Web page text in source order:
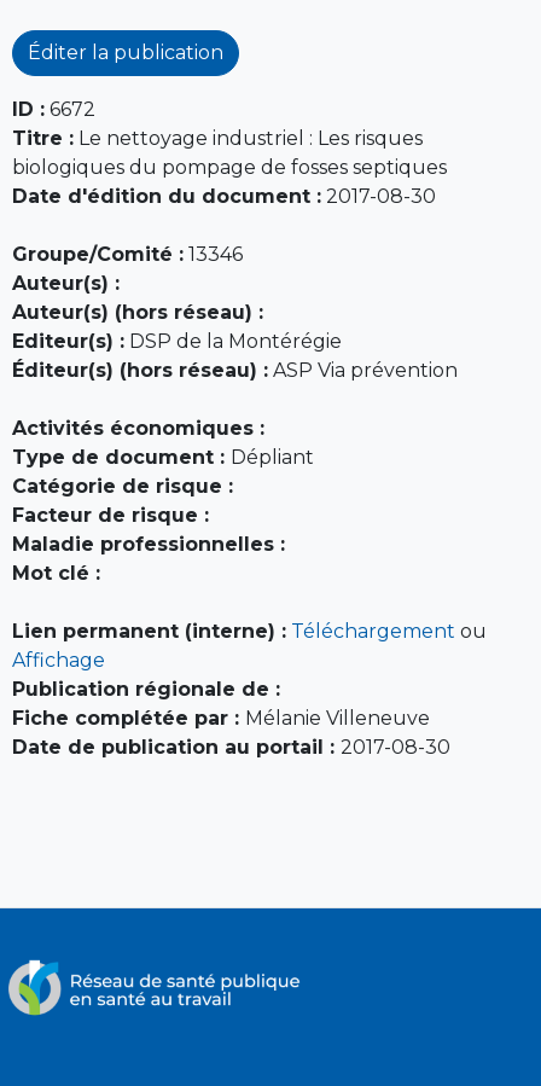
Éditer la publication
ID : 6672
Titre : Le nettoyage industriel : Les risques
biologiques du pompage de fosses septiques
Date d'édition du document : 2017-08-30
Groupe/Comité : 13346
Auteur(s) :
Auteur(s) (hors réseau) :
Editeur(s) : DSP de la Montérégie
Éditeur(s) (hors réseau) : ASP Via prévention
Activités économiques :
Type de document : Dépliant
Catégorie de risque :
Facteur de risque :
Maladie professionnelles :
Mot clé :
Lien permanent (interne) : Téléchargement ou
Affichage
Publication régionale de :
Fiche complétée par : Mélanie Villeneuve
Date de publication au portail : 2017-08-30